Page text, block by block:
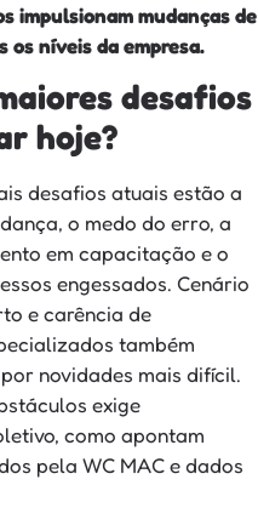
impulsionam mudanças de
os níveis da empresa.
desafios
hoje?
desafios atuais estão a
o medo do erro, a
em capacitação e o
engessados. Cenário
e carência de
também
novidades mais difícil.
exige
como apontam
pela WC MAC e dados